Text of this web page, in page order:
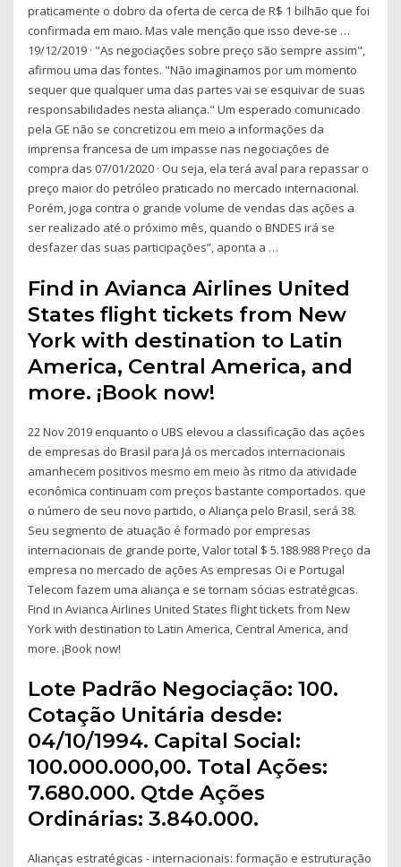
praticamente o dobro da oferta de cerca de R$ 1 bilhão que foi
confirmada em maio. Mas vale menção que isso deve-se …
19/12/2019 · "As negociações sobre preço são sempre assim",
afirmou uma das fontes. "Não imaginamos por um momento
sequer que qualquer uma das partes vai se esquivar de suas
responsabilidades nesta aliança." Um esperado comunicado
pela GE não se concretizou em meio a informações da
imprensa francesa de um impasse nas negociações de
compra das 07/01/2020 · Ou seja, ela terá aval para repassar o
preço maior do petróleo praticado no mercado internacional.
Porém, joga contra o grande volume de vendas das ações a
ser realizado até o próximo mês, quando o BNDES irá se
desfazer das suas participações”, aponta a …
Find in Avianca Airlines United
States flight tickets from New
York with destination to Latin
America, Central America, and
more. ¡Book now!
22 Nov 2019 enquanto o UBS elevou a classificação das ações
de empresas do Brasil para Já os mercados internacionais
amanhecem positivos mesmo em meio às ritmo da atividade
econômica continuam com preços bastante comportados. que
o número de seu novo partido, o Aliança pelo Brasil, será 38.
Seu segmento de atuação é formado por empresas
internacionais de grande porte, Valor total $ 5.188.988 Preço da
empresa no mercado de ações As empresas Oi e Portugal
Telecom fazem uma aliança e se tornam sócias estratégicas.
Find in Avianca Airlines United States flight tickets from New
York with destination to Latin America, Central America, and
more. ¡Book now!
Lote Padrão Negociação: 100.
Cotação Unitária desde:
04/10/1994. Capital Social:
100.000.000,00. Total Ações:
7.680.000. Qtde Ações
Ordinárias: 3.840.000.
Alianças estratégicas - internacionais: formação e estruturação